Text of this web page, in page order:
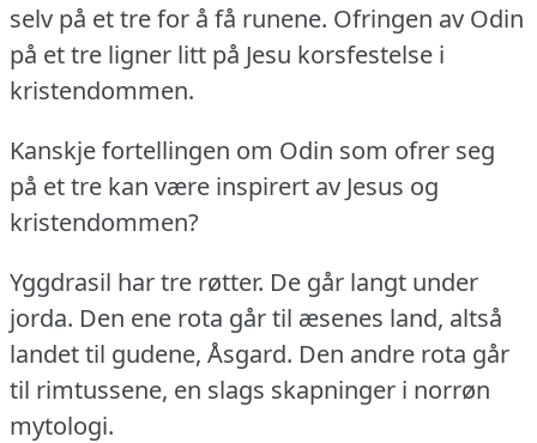
selv på et tre for å få runene. Ofringen av Odin
på et tre ligner litt på Jesu korsfestelse i
kristendommen.
Kanskje fortellingen om Odin som ofrer seg
på et tre kan være inspirert av Jesus og
kristendommen?
Yggdrasil har tre røtter. De går langt under
jorda. Den ene rota går til æsenes land, altså
landet til gudene, Åsgard. Den andre rota går
til rimtussene, en slags skapninger i norrøn
mytologi.